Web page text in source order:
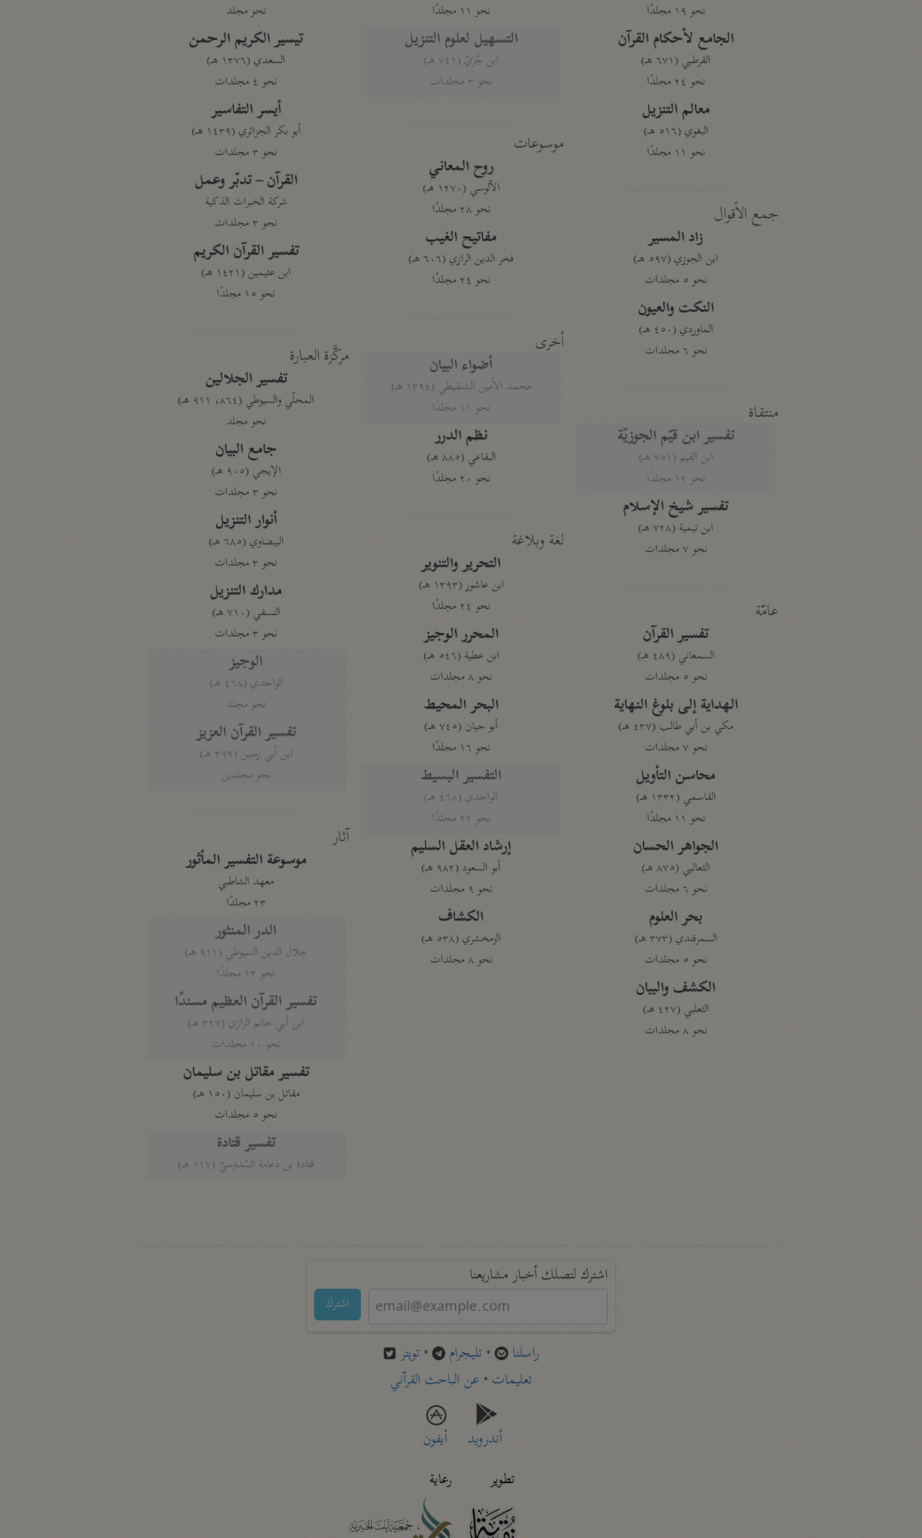
نحو ١٩ مجلدًا
الجامع لأحكام القرآن
القرطبي (٦٧١ هـ)
نحو ٢٤ مجلدًا
معالم التنزيل
البغوي (٥١٦ هـ)
نحو ١١ مجلدًا
جمع الأقوال
زاد المسير
ابن الجوزي (٥٩٧ هـ)
نحو ٥ مجلدات
النكت والعيون
الماوردي (٤٥٠ هـ)
نحو ٦ مجلدات
منتقاة
تفسير ابن قيّم الجوزيّة
ابن القيم (٧٥١ هـ)
نحو ١٢ مجلدًا
تفسير شيخ الإسلام
ابن تيمية (٧٢٨ هـ)
نحو ٧ مجلدات
عامّة
تفسير القرآن
السمعاني (٤٨٩ هـ)
نحو ٥ مجلدات
الهداية إلى بلوغ النهاية
مكي بن أبي طالب (٤٣٧ هـ)
نحو ٧ مجلدات
محاسن التأويل
القاسمي (١٣٣٢ هـ)
نحو ١١ مجلدًا
الجواهر الحسان
الثعالبي (٨٧٥ هـ)
نحو ٦ مجلدات
بحر العلوم
السمرقندي (٣٧٣ هـ)
نحو ٥ مجلدات
الكشف والبيان
الثعلبي (٤٢٧ هـ)
نحو ٨ مجلدات
نحو ١١ مجلدًا
التسهيل لعلوم التنزيل
ابن جُزَيّ (٧٤١ هـ)
نحو ٣ مجلدات
موسوعات
روح المعاني
الآلوسي (١٢٧٠ هـ)
نحو ٢٨ مجلدًا
مفاتيح الغيب
فخر الدين الرازي (٦٠٦ هـ)
نحو ٢٤ مجلدًا
أخرى
أضواء البيان
محمد الأمين الشنقيطي (١٣٩٤ هـ)
نحو ١١ مجلدًا
نظم الدرر
البقاعي (٨٨٥ هـ)
نحو ٢٠ مجلدًا
لغة وبلاغة
التحرير والتنوير
ابن عاشور (١٣٩٣ هـ)
نحو ٢٤ مجلدًا
المحرر الوجيز
ابن عطية (٥٤٦ هـ)
نحو ٨ مجلدات
البحر المحيط
أبو حيان (٧٤٥ هـ)
نحو ١٦ مجلدًا
التفسير البسيط
الواحدي (٤٦٨ هـ)
نحو ٢٢ مجلدًا
إرشاد العقل السليم
أبو السعود (٩٨٢ هـ)
نحو ٩ مجلدات
الكشاف
الزمخشري (٥٣٨ هـ)
نحو ٨ مجلدات
نحو مجلد
تيسير الكريم الرحمن
السعدي (١٣٧٦ هـ)
نحو ٤ مجلدات
أيسر التفاسير
أبو بكر الجزائري (١٤٣٩ هـ)
نحو ٣ مجلدات
القرآن – تدبّر وعمل
شركة الخبرات الذكية
نحو ٣ مجلدات
تفسير القرآن الكريم
ابن عثيمين (١٤٢١ هـ)
نحو ١٥ مجلدًا
مركَّزة العبارة
تفسير الجلالين
المحلّي والسيوطي (٨٦٤، ٩١١ هـ)
نحو مجلد
جامع البيان
الإيجي (٩٠٥ هـ)
نحو ٣ مجلدات
أنوار التنزيل
البيضاوي (٦٨٥ هـ)
نحو ٣ مجلدات
مدارك التنزيل
النسفي (٧١٠ هـ)
نحو ٣ مجلدات
الوجيز
الواحدي (٤٦٨ هـ)
نحو مجلد
تفسير القرآن العزيز
ابن أبي زمنين (٣٩٩ هـ)
نحو مجلدين
آثار
موسوعة التفسير المأثور
معهد الشاطبي
٢٣ مجلدًا
الدر المنثور
جلال الدين السيوطي (٩١١ هـ)
نحو ١٣ مجلدًا
تفسير القرآن العظيم مسندًا
ابن أبي حاتم الرازي (٣٢٧ هـ)
نحو ١٠ مجلدات
تفسير مقاتل بن سليمان
مقاتل بن سليمان (١٥٠ هـ)
نحو ٥ مجلدات
تفسير قتادة
قتادة بن دعامة السّدوسيّ (١١٧ هـ)
اشترك لتصلك أخبار مشاريعنا
اشترك
راسلنا • تليجرام • تويتر
تعليمات• عن الباحث القرآني
أندرويد
أيفون
تطوير
رعاية